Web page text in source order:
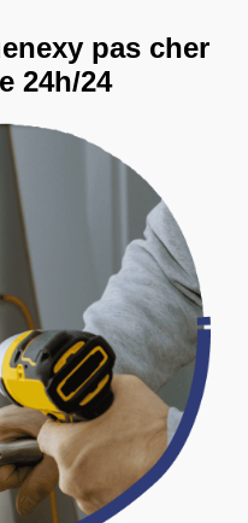
pas cher
24h/24